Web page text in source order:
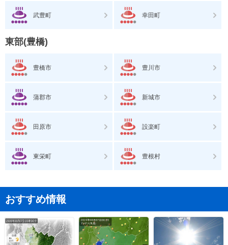
武豊町 幸田町
東部(豊橋)
豊橋市 豊川市
蒲郡市 新城市
田原市 設楽町
東栄町 豊根村
おすすめ情報